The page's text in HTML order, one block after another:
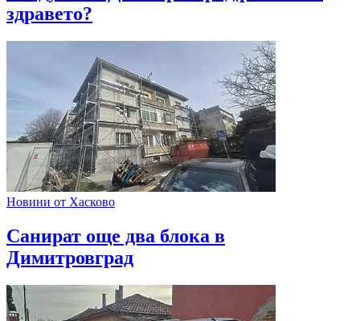
здравето?
Новини от Хасково
Санират още два блока в
Димитровград